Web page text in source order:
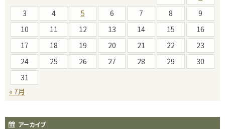
3
4 5 6 7 8
9
10
11 12 13 14 15
16
17
18 19 20 21 22
23
24
25 26 27 28 29
30
31
« 7月
アーカイブ